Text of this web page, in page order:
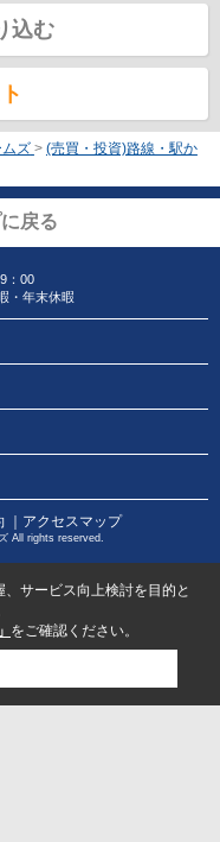
込む
ズ > (売買・投資)路線・駅か
戻る
：00
・年末休暇
｜アクセスマップ
All rights reserved.
サービス向上検討を目的と
をご確認ください。